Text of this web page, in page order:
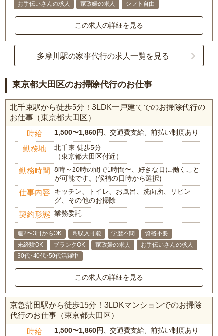
お手伝いさんの求人
家政婦の求人 シフト自由
この求人の詳細を見る
多摩川駅の家事代行の求人一覧を見る
東京都大田区のお掃除代行のお仕事
北千束駅から徒歩5分！3LDK一戸建てでのお掃除代行の
お仕事（東京都大田区）
時給 1,500〜1,860円 、交通費支給、前払い制度あり
勤務地
北千束 徒歩5分
（東京都大田区付近）
勤務時間
8時～20時の間で1時間〜、好きな日に働くこと
が可能です。(候補の日時から選択)
仕事内容
キッチン、トイレ、お風呂、洗面所、リビン
グ、その他のお掃除
契約形態 業務委託
週2〜3日からOK 高収入可能 学歴不問
資格不要
未経験OK
ブランクOK 家政婦の求人
お手伝いさんの求人
30代･40代･50代活躍中
この求人の詳細を見る
京急蒲田駅から徒歩15分！3LDKマンションでのお掃除
代行のお仕事（東京都大田区）
時給 1,500〜1,860円 、交通費支給、前払い制度あり